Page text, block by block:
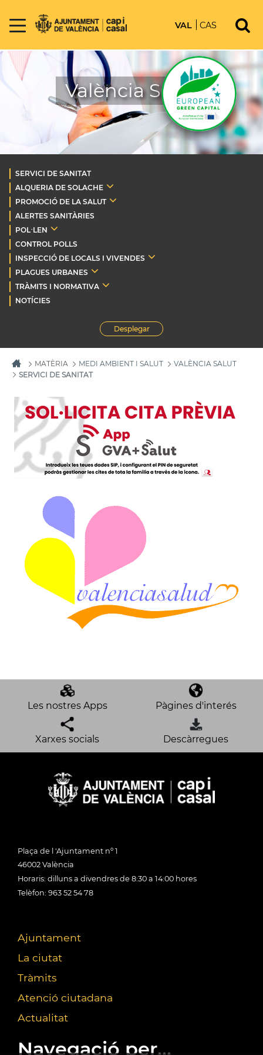
VAL CAS
València Salut
SERVICI DE SANITAT
ALQUERIA DE SOLACHE
PROMOCIÓ DE LA SALUT
ALERTES SANITÀRIES
POL·LEN
CONTROL POLLS
INSPECCIÓ DE LOCALS I VIVENDES
PLAGUES URBANES
TRÀMITS I NORMATIVA
NOTÍCIES
Desplegar
MATÈRIA MEDI AMBIENT I SALUT
VALÈNCIA SALUT
SERVICI DE SANITAT
Les nostres Apps Pàgines d'interés
Xarxes socials Descàrregues
Plaça de l 'Ajuntament nº 1
46002 València
Horaris: dilluns a divendres de 8:30 a 14:00 hores
Telèfon: 963 52 54 78
Ajuntament
La ciutat
Tràmits
Atenció ciutadana
Actualitat
Navegació per...